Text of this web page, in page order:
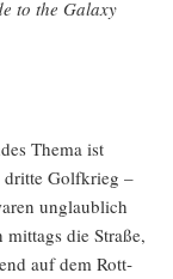
to the Gala­xy
The­ma ist
drit­te Golf­krieg –
unglaub­lich
die Stra­ße,
auf dem Rott­